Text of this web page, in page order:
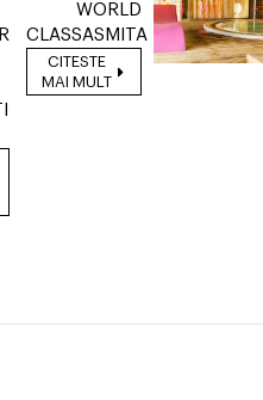
WORLD
CLASSASMITA
CITESTE
MAI MULT